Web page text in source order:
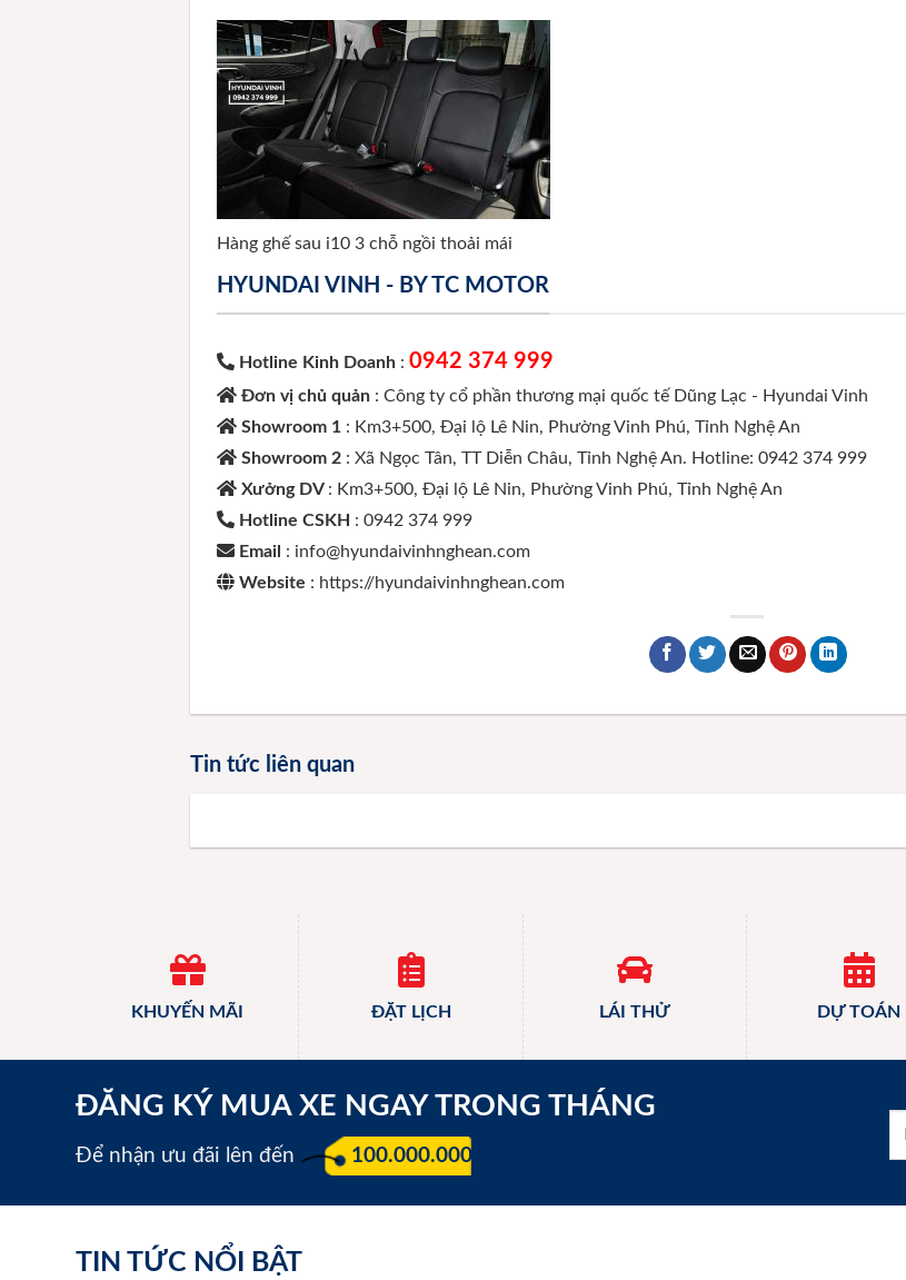
Hàng ghế sau i10 3 chỗ ngồi thoải mái
HYUNDAI VINH - BY TC MOTOR
Hotline Kinh Doanh :0942 374 999
Đơn vị chủ quản : Công ty cổ phần thương mại quốc tế Dũng Lạc - Hyundai Vinh
Showroom 1 : Km3+500, Đại lộ Lê Nin, Phường Vinh Phú, Tỉnh Nghệ An
Showroom 2 : Xã Ngọc Tân, TT Diễn Châu, Tỉnh Nghệ An. Hotline: 0942 374 999
Xưởng DV : Km3+500, Đại lộ Lê Nin, Phường Vinh Phú, Tỉnh Nghệ An
Hotline CSKH : 0942 374 999
Email : info@hyundaivinhnghean.com
Website : https://hyundaivinhnghean.com
Tin tức liên quan
KHUYẾN MÃI ĐẶT LỊCH LÁI THỬ DỰ TOÁN
ĐĂNG KÝ MUA XE NGAY TRONG THÁNG
Để nhận ưu đãi lên đến 100.000.000 đ
TIN TỨC NỔI BẬT